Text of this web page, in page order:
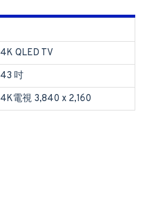
4K QLED TV
43 吋
4K電視 3,840 x 2,160